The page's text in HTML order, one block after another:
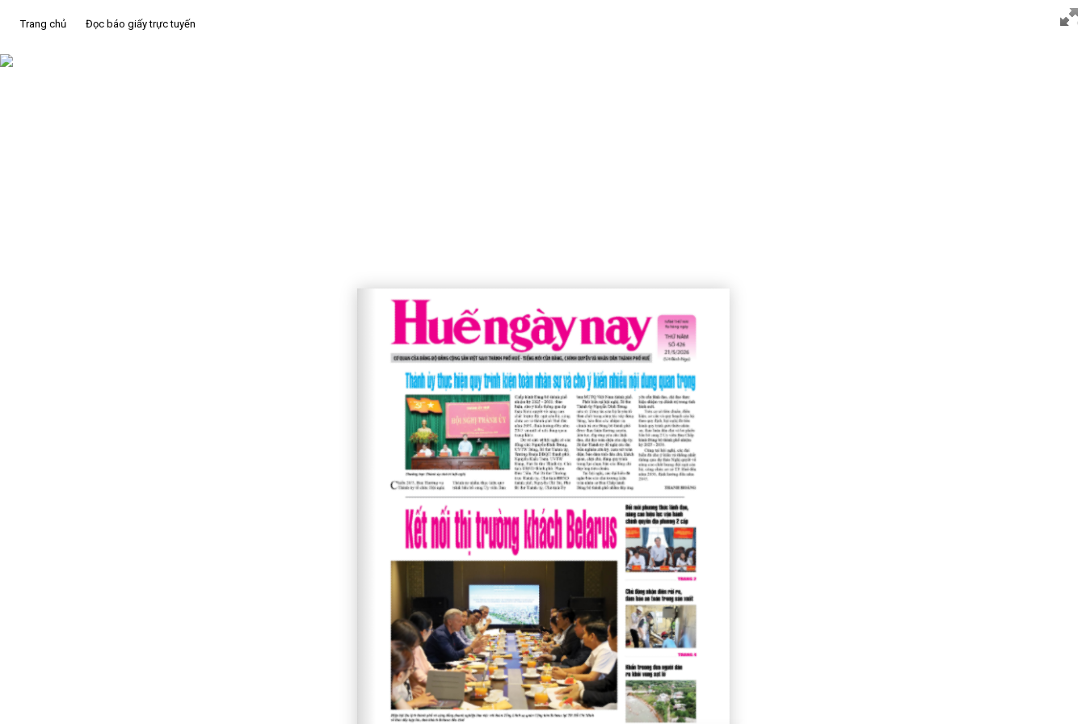
Trang chủ Đọc báo giấy trực tuyến